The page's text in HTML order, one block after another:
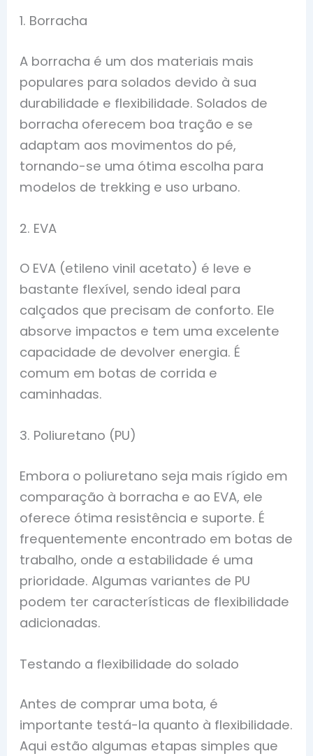
1. Borracha
A borracha é um dos materiais mais
populares para solados devido à sua
durabilidade e flexibilidade. Solados de
borracha oferecem boa tração e se
adaptam aos movimentos do pé,
tornando-se uma ótima escolha para
modelos de trekking e uso urbano.
2. EVA
O EVA (etileno vinil acetato) é leve e
bastante flexível, sendo ideal para
calçados que precisam de conforto. Ele
absorve impactos e tem uma excelente
capacidade de devolver energia. É
comum em botas de corrida e
caminhadas.
3. Poliuretano (PU)
Embora o poliuretano seja mais rígido em
comparação à borracha e ao EVA, ele
oferece ótima resistência e suporte. É
frequentemente encontrado em botas de
trabalho, onde a estabilidade é uma
prioridade. Algumas variantes de PU
podem ter características de flexibilidade
adicionadas.
Testando a flexibilidade do solado
Antes de comprar uma bota, é
importante testá-la quanto à flexibilidade.
Aqui estão algumas etapas simples que